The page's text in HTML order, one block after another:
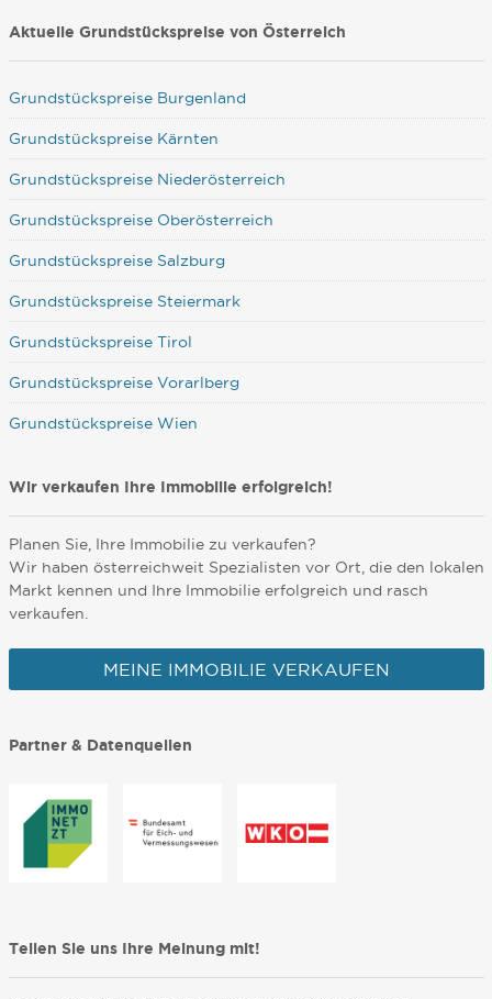
Aktuelle Grundstückspreise von Österreich
Grundstückspreise Burgenland
Grundstückspreise Kärnten
Grundstückspreise Niederösterreich
Grundstückspreise Oberösterreich
Grundstückspreise Salzburg
Grundstückspreise Steiermark
Grundstückspreise Tirol
Grundstückspreise Vorarlberg
Grundstückspreise Wien
Wir verkaufen Ihre Immobilie erfolgreich!
Planen Sie, Ihre Immobilie zu verkaufen?
Wir haben österreichweit Spezialisten vor Ort, die den lokalen
Markt kennen und Ihre Immobilie erfolgreich und rasch
verkaufen.
MEINE IMMOBILIE VERKAUFEN
Partner & Datenquellen
Teilen Sie uns Ihre Meinung mit!